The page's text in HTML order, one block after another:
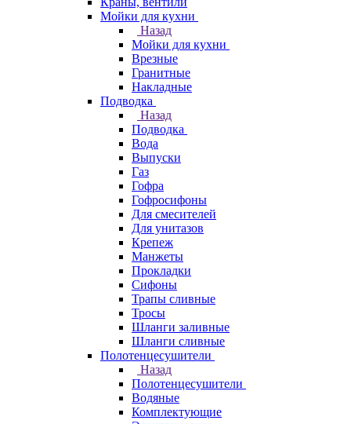
Мойки для кухни
Назад
Мойки для кухни
Врезные
Гранитные
Накладные
Подводка
Назад
Подводка
Вода
Выпуски
Газ
Гофра
Гофросифоны
Для смесителей
Для унитазов
Крепеж
Манжеты
Прокладки
Сифоны
Трапы сливные
Тросы
Шланги заливные
Шланги сливные
Полотенцесушители
Назад
Полотенцесушители
Водяные
Комплектующие